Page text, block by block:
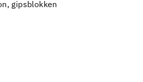
gipsblokken